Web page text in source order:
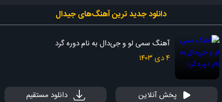
دانلود جدید ‌ترین آهنگ‌های جیدال
آهنگ سمی لو و جی‌دال به نام دوره گرد
۴ دی ۱۴۰۳
پخش آنلاین دانلود مستقیم